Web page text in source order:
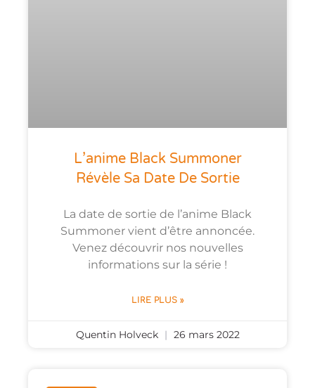
L’anime Black Summoner
Révèle Sa Date De Sortie
La date de sortie de l’anime Black
Summoner vient d’être annoncée.
Venez découvrir nos nouvelles
informations sur la série !
LIRE PLUS »
Quentin Holveck 26 mars 2022